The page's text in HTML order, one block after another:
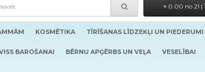
0.00 no 21 |
KOSMĒTIKA TĪRĪŠANAS LĪDZEKĻI UN PIEDERUMI
BAROŠANAI BĒRNU APĢĒRBS UN VEĻA VESELĪBAI